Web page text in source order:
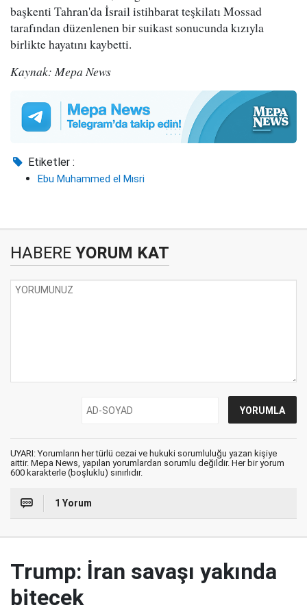
başkenti Tahran'da İsrail istihbarat teşkilatı Mossad
tarafından düzenlenen bir suikast sonucunda kızıyla
birlikte hayatını kaybetti.
Kaynak: Mepa News
Etiketler :
Ebu Muhammed el Mısri
HABERE YORUM KAT
UYARI: Yorumların her türlü cezai ve hukuki sorumluluğu yazan kişiye
aittir. Mepa News, yapılan yorumlardan sorumlu değildir. Her bir yorum
600 karakterle (boşluklu) sınırlıdır.
1 Yorum
Trump: İran savaşı yakında
bitecek